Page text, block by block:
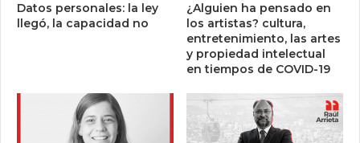
Datos personales: la ley
llegó, la capacidad no
¿Alguien ha pensado en
los artistas? cultura,
entretenimiento, las artes
y propiedad intelectual
en tiempos de COVID-19